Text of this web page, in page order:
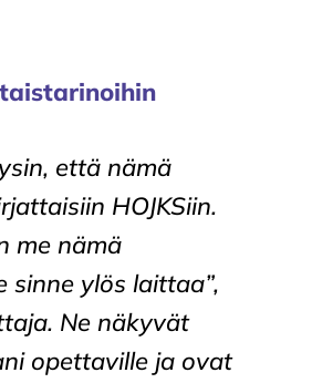
että nämä
HOJKSiin.
me nämä
sinne ylös laittaa”,
Ne näkyvät
opettaville ja ovat